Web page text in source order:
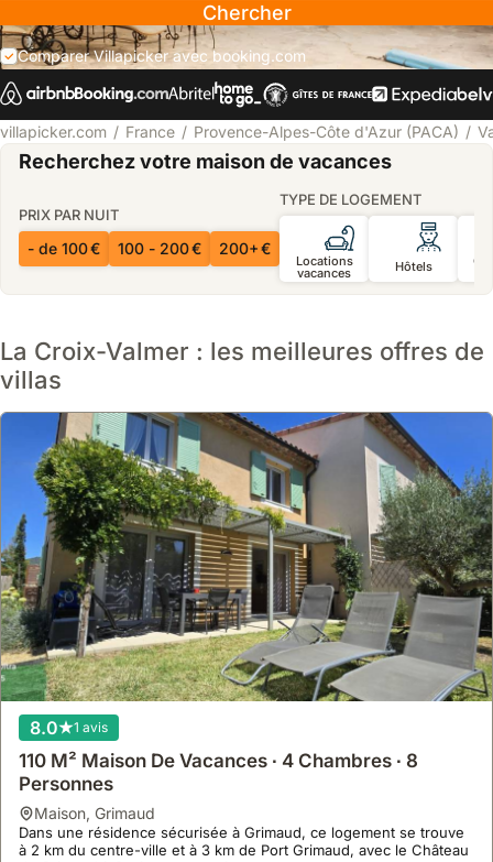
Chercher
Comparer Villapicker avec booking.com
villapicker.com France Provence-Alpes-Côte d'Azur (PACA)
Recherchez votre maison de vacances
PRIX PAR NUIT
- de 100 € 100 - 200 € 200+ €
TYPE DE LOGEMENT
Locations
vacances Hôtels
La Croix-Valmer : les meilleures offres de
villas
8.0 1 avis
110 M² Maison De Vacances ∙ 4 Chambres ∙ 8
Personnes
maison, Grimaud
Dans une résidence sécurisée à Grimaud, ce logement se trouve
à 2 km du centre-ville et à 3 km de Port Grimaud, avec le Château